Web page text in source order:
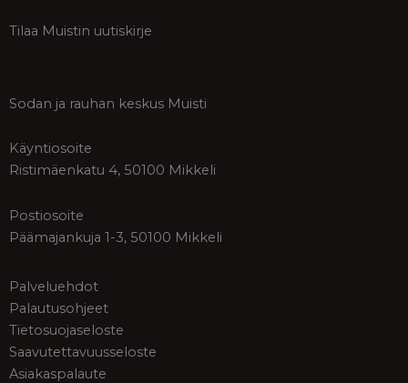
Tilaa Muistin uutiskirje
Sodan ja rauhan keskus Muisti
Käyntiosoite
Ristimäenkatu 4, 50100 Mikkeli
Postiosoite
Päämajankuja 1-3, 50100 Mikkeli
Palveluehdot
Palautusohjeet
Tietosuojaseloste
Saavutettavuusseloste
Asiakaspalaute